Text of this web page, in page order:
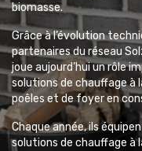
biomasse.
Grâce à l’évolution
partenaires du réseau
joue aujourd’hui un rôle
solutions de chauffage à
poêles et de foyer en
Chaque année, ils
solutions de chauffage à